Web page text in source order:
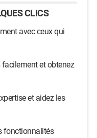
CLICS
avec ceux qui
et obtenez
et aidez les
fonctionnalités